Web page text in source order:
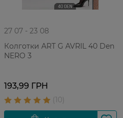
27 07 - 23 08
Колготки ART G AVRIL 40 Den
NERO 3
193,99 ГРН